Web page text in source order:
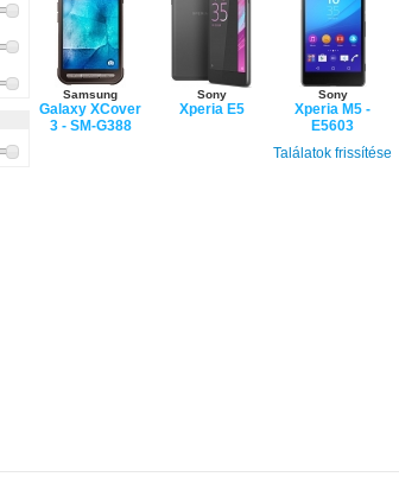
Samsung
Galaxy XCover
3 - SM-G388
Sony
Xperia E5
Sony
Xperia M5 -
E5603
Találatok frissítése